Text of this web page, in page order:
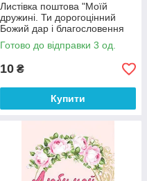
Листівка поштова "Моїй
дружині. Ти дорогоцінний
Божий дар і благословення
для мене" (рос.мовою)
Готово до відправки 3 од.
10 ₴
Купити